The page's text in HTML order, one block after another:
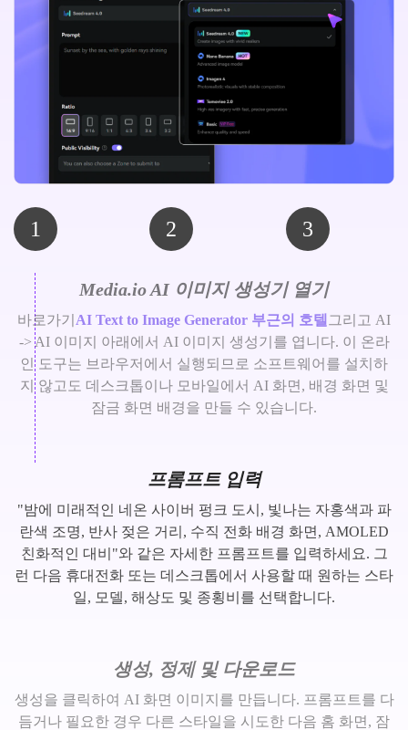
1 2 3
Media.io AI 이미지 생성기 열기
바로가기 AI Text to Image Generator 부근의 호텔 그리고 AI
-> AI 이미지 아래에서 AI 이미지 생성기를 엽니다. 이 온라
인 도구는 브라우저에서 실행되므로 소프트웨어를 설치하
지 않고도 데스크톱이나 모바일에서 AI 화면, 배경 화면 및
잠금 화면 배경을 만들 수 있습니다.
프롬프트 입력
"밤에 미래적인 네온 사이버 펑크 도시, 빛나는 자홍색과 파
란색 조명, 반사 젖은 거리, 수직 전화 배경 화면, AMOLED
친화적인 대비"와 같은 자세한 프롬프트를 입력하세요. 그
런 다음 휴대전화 또는 데스크톱에서 사용할 때 원하는 스타
일, 모델, 해상도 및 종횡비를 선택합니다.
생성, 정제 및 다운로드
생성을 클릭하여 AI 화면 이미지를 만듭니다. 프롬프트를 다
듬거나 필요한 경우 다른 스타일을 시도한 다음 홈 화면, 잠